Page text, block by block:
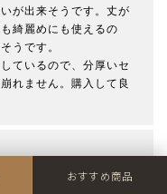
が出来そうです。丈が
綺麗めにも使えるの
うです。
ているので、分厚いセ
れません。購入して良
おすすめ商品